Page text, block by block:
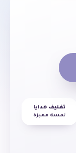
تغليف هدايا
لمسة مميزة